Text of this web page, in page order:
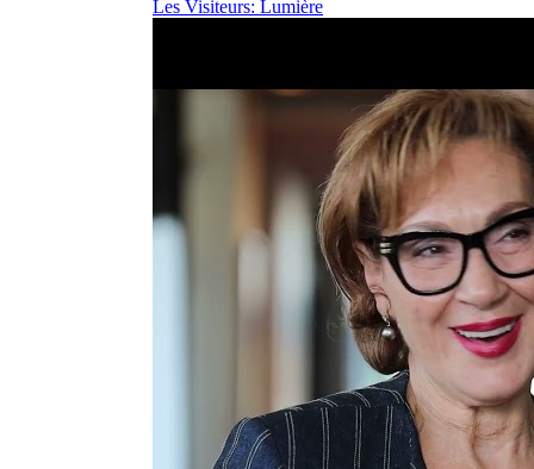
Les Visiteurs: Lumière